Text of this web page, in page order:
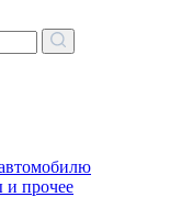
и прочее